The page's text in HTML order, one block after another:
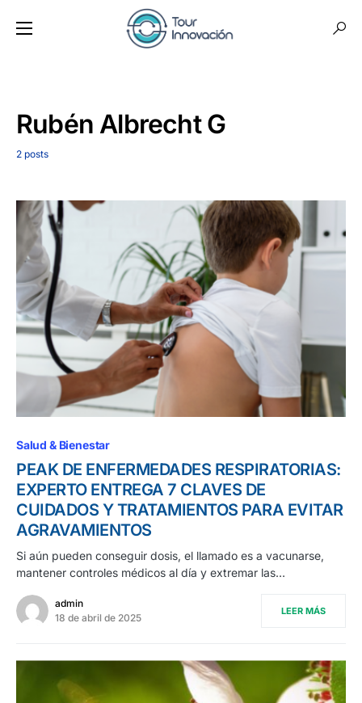
Rubén Albrecht G
2 posts
Salud & Bienestar
PEAK DE ENFERMEDADES RESPIRATORIAS:
EXPERTO ENTREGA 7 CLAVES DE
CUIDADOS Y TRATAMIENTOS PARA EVITAR
AGRAVAMIENTOS
Si aún pueden conseguir dosis, el llamado es a vacunarse,
mantener controles médicos al día y extremar las…
admin
18 de abril de 2025
LEER MÁS